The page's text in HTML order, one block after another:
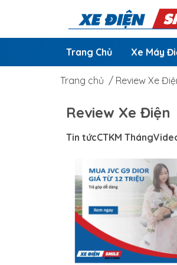
Trang Chủ Xe Máy
Trang chủ / Review Xe
Review Xe Điện
Tin tứcCTKM Tháng